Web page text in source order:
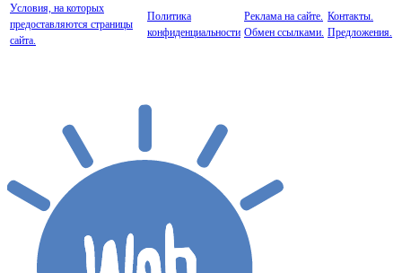
Условия, на которых
предоставляются страницы
сайта.
Политика
конфиденциальности
Реклама на сайте.
Обмен ссылками.
Контакты.
Предложения.